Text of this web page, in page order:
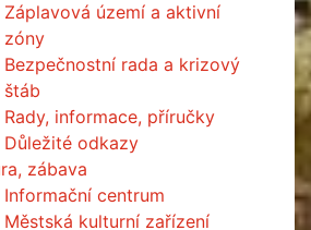
Záplavová území a aktivní
zóny
Bezpečnostní rada a krizový
štáb
Rady, informace, příručky
Důležité odkazy
zábava
Informační centrum
Městská kulturní zařízení